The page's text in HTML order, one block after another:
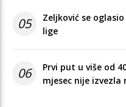
05
Zeljković se
lige
06
Prvi put u više od
mjesec nije izvezla